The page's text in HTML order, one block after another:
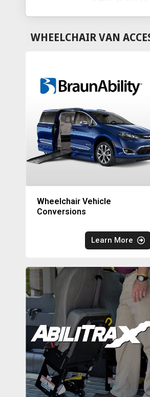
WHEELCHAIR VAN
Wheelchair Vehicle
Conversions
Learn More